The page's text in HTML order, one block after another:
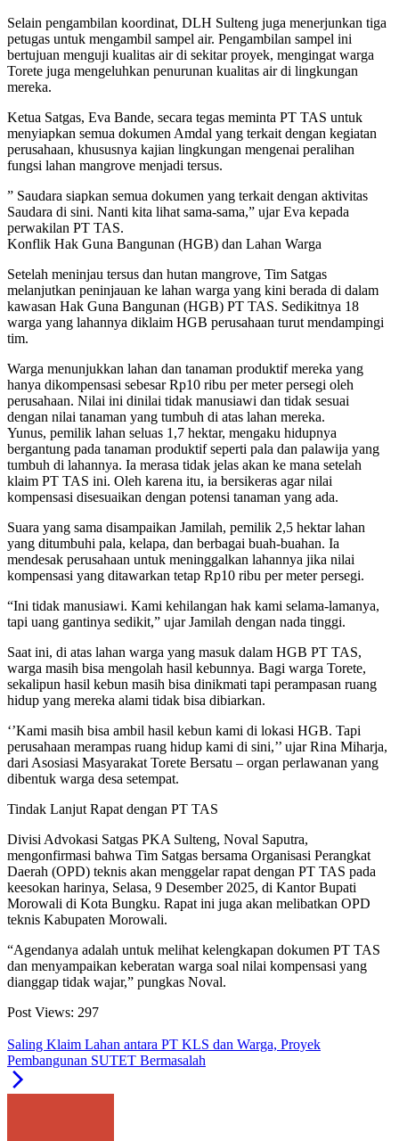
Selain pengambilan koordinat, DLH Sulteng juga menerjunkan tiga
petugas untuk mengambil sampel air. Pengambilan sampel ini
bertujuan menguji kualitas air di sekitar proyek, mengingat warga
Torete juga mengeluhkan penurunan kualitas air di lingkungan
mereka.
Ketua Satgas, Eva Bande, secara tegas meminta PT TAS untuk
menyiapkan semua dokumen Amdal yang terkait dengan kegiatan
perusahaan, khususnya kajian lingkungan mengenai peralihan
fungsi lahan mangrove menjadi tersus.
” Saudara siapkan semua dokumen yang terkait dengan aktivitas
Saudara di sini. Nanti kita lihat sama-sama,” ujar Eva kepada
perwakilan PT TAS.
Konflik Hak Guna Bangunan (HGB) dan Lahan Warga
Setelah meninjau tersus dan hutan mangrove, Tim Satgas
melanjutkan peninjauan ke lahan warga yang kini berada di dalam
kawasan Hak Guna Bangunan (HGB) PT TAS. Sedikitnya 18
warga yang lahannya diklaim HGB perusahaan turut mendampingi
tim.
Warga menunjukkan lahan dan tanaman produktif mereka yang
hanya dikompensasi sebesar Rp10 ribu per meter persegi oleh
perusahaan. Nilai ini dinilai tidak manusiawi dan tidak sesuai
dengan nilai tanaman yang tumbuh di atas lahan mereka.
Yunus, pemilik lahan seluas 1,7 hektar, mengaku hidupnya
bergantung pada tanaman produktif seperti pala dan palawija yang
tumbuh di lahannya. Ia merasa tidak jelas akan ke mana setelah
klaim PT TAS ini. Oleh karena itu, ia bersikeras agar nilai
kompensasi disesuaikan dengan potensi tanaman yang ada.
Suara yang sama disampaikan Jamilah, pemilik 2,5 hektar lahan
yang ditumbuhi pala, kelapa, dan berbagai buah-buahan. Ia
mendesak perusahaan untuk meninggalkan lahannya jika nilai
kompensasi yang ditawarkan tetap Rp10 ribu per meter persegi.
“Ini tidak manusiawi. Kami kehilangan hak kami selama-lamanya,
tapi uang gantinya sedikit,” ujar Jamilah dengan nada tinggi.
Saat ini, di atas lahan warga yang masuk dalam HGB PT TAS,
warga masih bisa mengolah hasil kebunnya. Bagi warga Torete,
sekalipun hasil kebun masih bisa dinikmati tapi perampasan ruang
hidup yang mereka alami tidak bisa dibiarkan.
‘’Kami masih bisa ambil hasil kebun kami di lokasi HGB. Tapi
perusahaan merampas ruang hidup kami di sini,’’ ujar Rina Miharja,
dari Asosiasi Masyarakat Torete Bersatu – organ perlawanan yang
dibentuk warga desa setempat.
Tindak Lanjut Rapat dengan PT TAS
Divisi Advokasi Satgas PKA Sulteng, Noval Saputra,
mengonfirmasi bahwa Tim Satgas bersama Organisasi Perangkat
Daerah (OPD) teknis akan menggelar rapat dengan PT TAS pada
keesokan harinya, Selasa, 9 Desember 2025, di Kantor Bupati
Morowali di Kota Bungku. Rapat ini juga akan melibatkan OPD
teknis Kabupaten Morowali.
“Agendanya adalah untuk melihat kelengkapan dokumen PT TAS
dan menyampaikan keberatan warga soal nilai kompensasi yang
dianggap tidak wajar,” pungkas Noval.
Post Views: 297
Saling Klaim Lahan antara PT KLS dan Warga, Proyek
Pembangunan SUTET Bermasalah